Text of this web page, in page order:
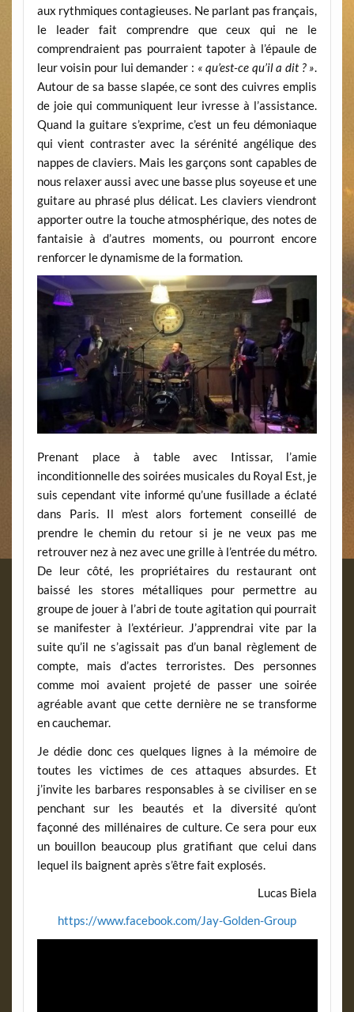
aux rythmiques contagieuses. Ne parlant pas français,
le leader fait comprendre que ceux qui ne le
comprendraient pas pourraient tapoter à l’épaule de
leur voisin pour lui demander : « qu’est-ce qu’il a dit ? ».
Autour de sa basse slapée, ce sont des cuivres emplis
de joie qui communiquent leur ivresse à l’assistance.
Quand la guitare s’exprime, c’est un feu démoniaque
qui vient contraster avec la sérénité angélique des
nappes de claviers. Mais les garçons sont capables de
nous relaxer aussi avec une basse plus soyeuse et une
guitare au phrasé plus délicat. Les claviers viendront
apporter outre la touche atmosphérique, des notes de
fantaisie à d’autres moments, ou pourront encore
renforcer le dynamisme de la formation.
Prenant place à table avec Intissar, l’amie
inconditionnelle des soirées musicales du Royal Est, je
suis cependant vite informé qu’une fusillade a éclaté
dans Paris. Il m’est alors fortement conseillé de
prendre le chemin du retour si je ne veux pas me
retrouver nez à nez avec une grille à l’entrée du métro.
De leur côté, les propriétaires du restaurant ont
baissé les stores métalliques pour permettre au
groupe de jouer à l’abri de toute agitation qui pourrait
se manifester à l’extérieur. J’apprendrai vite par la
suite qu’il ne s’agissait pas d’un banal règlement de
compte, mais d’actes terroristes. Des personnes
comme moi avaient projeté de passer une soirée
agréable avant que cette dernière ne se transforme
en cauchemar.
Je dédie donc ces quelques lignes à la mémoire de
toutes les victimes de ces attaques absurdes. Et
j’invite les barbares responsables à se civiliser en se
penchant sur les beautés et la diversité qu’ont
façonné des millénaires de culture. Ce sera pour eux
un bouillon beaucoup plus gratifiant que celui dans
lequel ils baignent après s’être fait explosés.
Lucas Biela
https://www.facebook.com/Jay-Golden-Group